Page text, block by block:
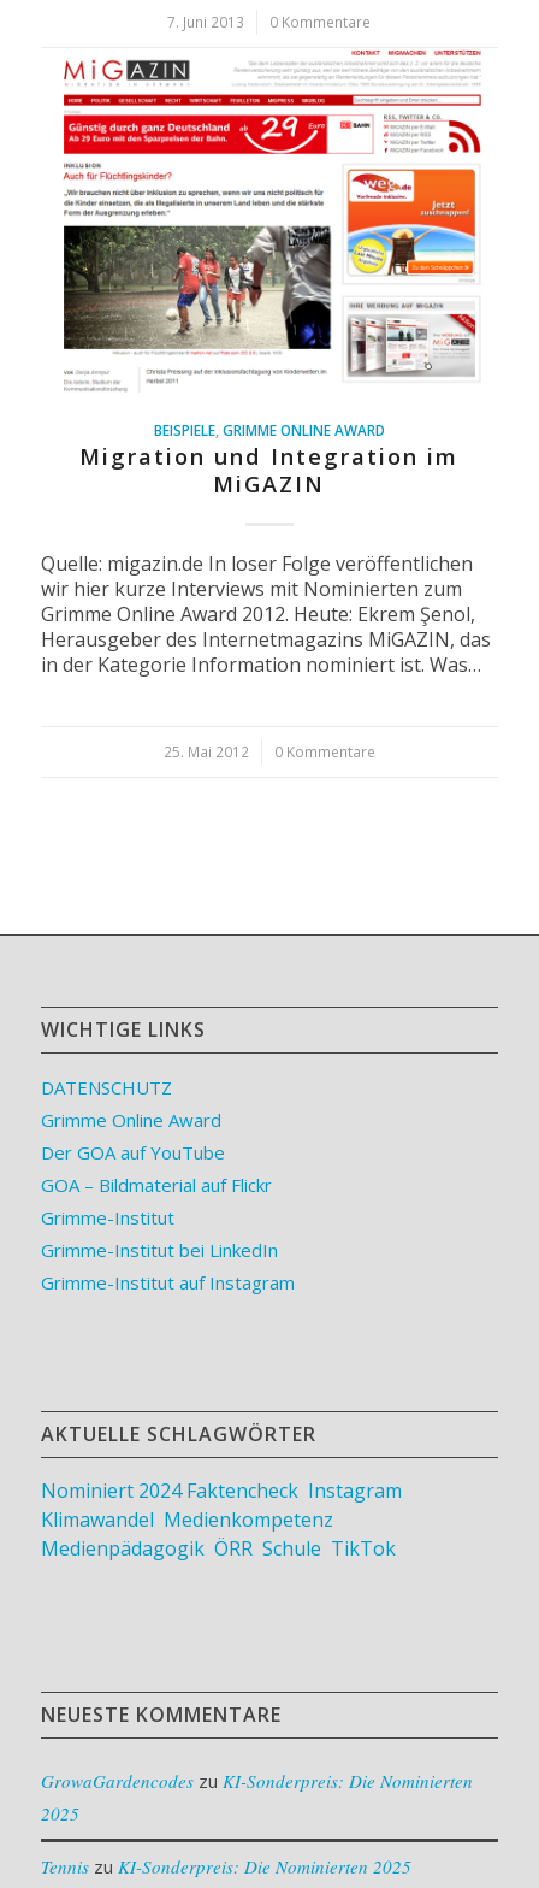
7. Juni 2013
/ 0 Kommentare
BEISPIELE, GRIMME ONLINE AWARD
Migration und Integration im
MiGAZIN
Quelle: migazin.de In loser Folge veröffentlichen
wir hier kurze Interviews mit Nominierten zum
Grimme Online Award 2012. Heute: Ekrem Şenol,
Herausgeber des Internetmagazins MiGAZIN, das
in der Kategorie Information nominiert ist. Was…
25. Mai 2012 0 Kommentare
WICHTIGE LINKS
DATENSCHUTZ
Grimme Online Award
Der GOA auf YouTube
GOA – Bildmaterial auf Flickr
Grimme-Institut
Grimme-Institut bei LinkedIn
Grimme-Institut auf Instagram
AKTUELLE SCHLAGWÖRTER
Nominiert 2024 Faktencheck, Instagram
Klimawandel Medienkompetenz
Medienpädagogik, ÖRR, Schule TikTok
NEUESTE KOMMENTARE
GrowaGardencodeszu KI-Sonderpreis: Die Nominierten
2025
Tenniszu KI-Sonderpreis: Die Nominierten 2025